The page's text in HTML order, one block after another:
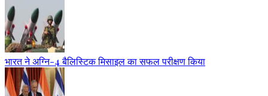
भारत ने अग्नि-4 बैलिस्टिक मिसाइल का सफल परीक्षण किया